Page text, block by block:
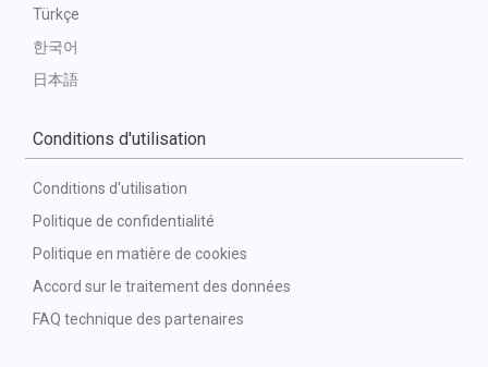
Türkçe
한국어
日本語
Conditions d'utilisation
Conditions d'utilisation
Politique de confidentialité
Politique en matière de cookies
Accord sur le traitement des données
FAQ technique des partenaires